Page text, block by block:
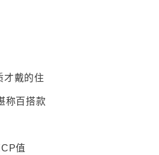
才戴的住
称百搭款
值